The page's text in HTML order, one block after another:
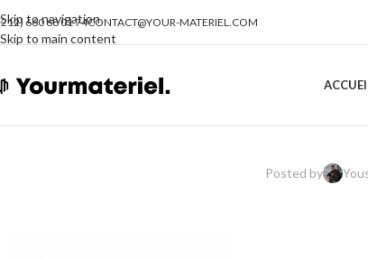
Skip to navigation
Skip to main content
660 68 01 74CONTACT@YOUR-MATERIEL.COM
Posted by